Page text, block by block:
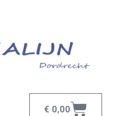
€ 0,00